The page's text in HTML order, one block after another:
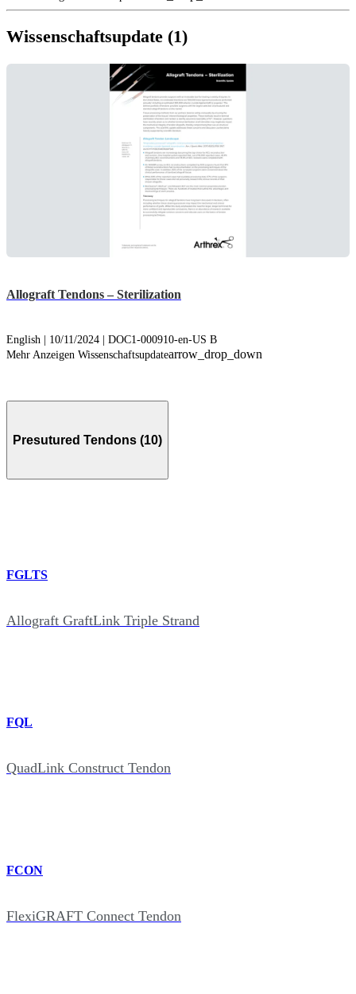
Wissenschaftsupdate (1)
Allograft Tendons – Sterilization
English | 10/11/2024 | DOC1-000910-en-US B
Mehr Anzeigen Wissenschaftsupdatearrow_drop_down
Presutured Tendons (10)
FGLTS
Allograft GraftLink Triple Strand
FQL
QuadLink Construct Tendon
FCON
FlexiGRAFT Connect Tendon